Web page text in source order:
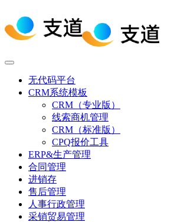
无代码平台
CRM系统模板
CRM（专业版）
线索商机管理
CRM（标准版）
CPQ报价工具
ERP&生产管理
合同管理
进销存
售后管理
人事行政管理
采销贸易管理